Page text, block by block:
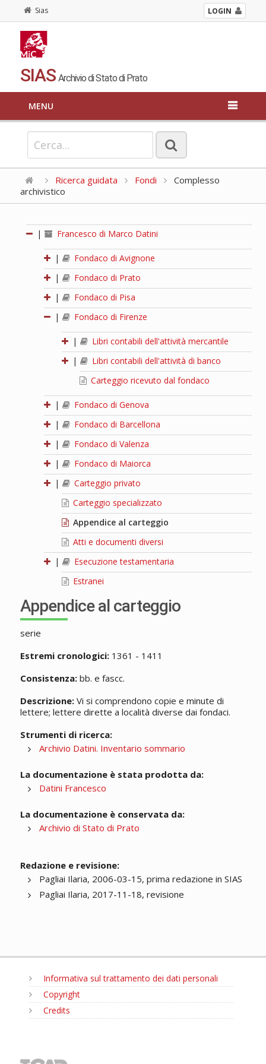
Sias LOGIN
SIAS Archivio di Stato di Prato
MENU
Ricerca guidata Fondi
Complesso
archivistico
| Francesco di Marco Datini
|
Fondaco di Avignone
|
Fondaco di Prato
|
Fondaco di Pisa
|
Fondaco di Firenze
|
Libri contabili dell'attività mercantile
|
Libri contabili dell'attività di banco
Carteggio ricevuto dal fondaco
|
Fondaco di Genova
|
Fondaco di Barcellona
|
Fondaco di Valenza
|
Fondaco di Maiorca
|
Carteggio privato
Carteggio specializzato
Appendice al carteggio
Atti e documenti diversi
|
Esecuzione testamentaria
Estranei
Appendice al carteggio
serie
Estremi cronologici:1361 - 1411
Consistenza:bb. e fascc.
Descrizione:Vi si comprendono copie e minute di
lettere; lettere dirette a località diverse dai fondaci.
Strumenti di ricerca:
Archivio Datini. Inventario sommario
La documentazione è stata prodotta da:
Datini Francesco
La documentazione è conservata da:
Archivio di Stato di Prato
Redazione e revisione:
Pagliai Ilaria, 2006-03-15, prima redazione in SIAS
Pagliai Ilaria, 2017-11-18, revisione
Informativa sul trattamento dei dati personali
Copyright
Credits